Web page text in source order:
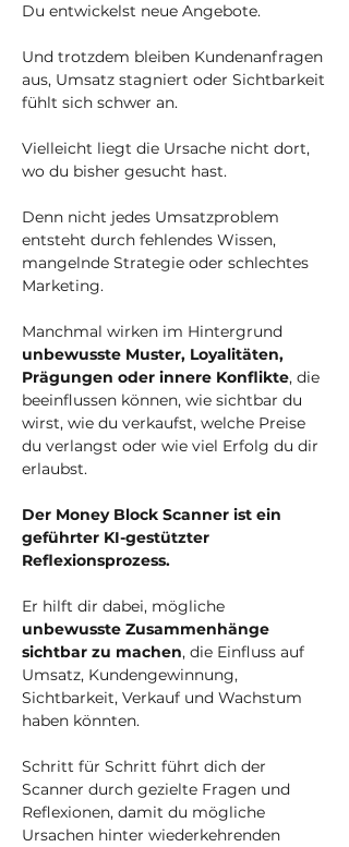
Du entwickelst neue Angebote.
Und trotzdem bleiben Kundenanfragen
aus, Umsatz stagniert oder Sichtbarkeit
fühlt sich schwer an.
Vielleicht liegt die Ursache nicht dort,
wo du bisher gesucht hast.
Denn nicht jedes Umsatzproblem
entsteht durch fehlendes Wissen,
mangelnde Strategie oder schlechtes
Marketing.
Manchmal wirken im Hintergrund
unbewusste Muster, Loyalitäten,
Prägungen oder innere Konflikte, die
beeinflussen können, wie sichtbar du
wirst, wie du verkaufst, welche Preise
du verlangst oder wie viel Erfolg du dir
erlaubst.
Der Money Block Scanner ist ein
geführter KI-gestützter
Reflexionsprozess.
Er hilft dir dabei, mögliche
unbewusste Zusammenhänge
sichtbar zu machen, die Einfluss auf
Umsatz, Kundengewinnung,
Sichtbarkeit, Verkauf und Wachstum
haben könnten.
Schritt für Schritt führt dich der
Scanner durch gezielte Fragen und
Reflexionen, damit du mögliche
Ursachen hinter wiederkehrenden